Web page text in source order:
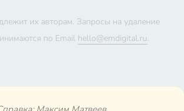
их авторам. Запросы на удаление
по Email hello@emdigital.ru.